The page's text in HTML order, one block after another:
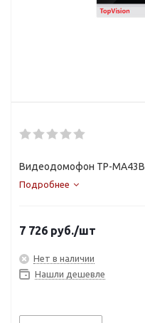
Видеодомофон TP-MA43B
Подробнее
7 726 руб./шт
Нет в наличии
Нашли дешевле